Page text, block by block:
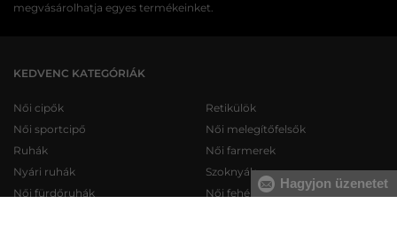
megvásárolhatja egyes termékeinket.
KEDVENC KATEGÓRIÁK
Női cipők
Női sportcipő
Ruhák
Nyári ruhák
Női fürdőruhák
Retikülök
Női melegítőfelsők
Női farmerek
Szoknyák
Női fehérneműk
Hagyjon üzenetet